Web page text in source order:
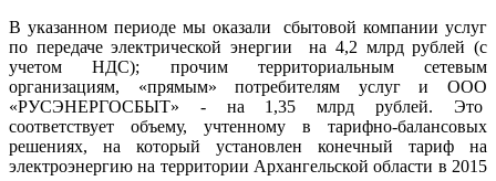
В указанном периоде мы оказали сбытовой компании услуг
по передаче электрической энергии на 4,2 млрд рублей (с
учетом НДС); прочим территориальным сетевым
организациям, «прямым» потребителям услуг и ООО
«РУСЭНЕРГОСБЫТ» - на 1,35 млрд рублей. Это
соответствует объему, учтенному в тарифно-балансовых
решениях, на который установлен конечный тариф на
электроэнергию на территории Архангельской области в 2015